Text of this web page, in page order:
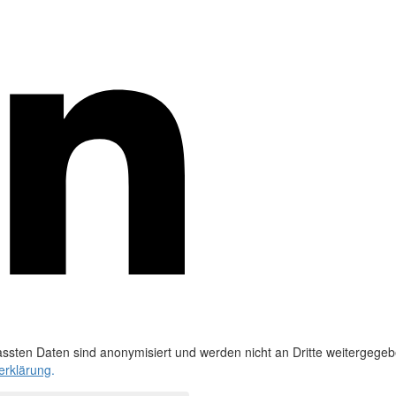
Daten sind anonymisiert und werden nicht an Dritte
.